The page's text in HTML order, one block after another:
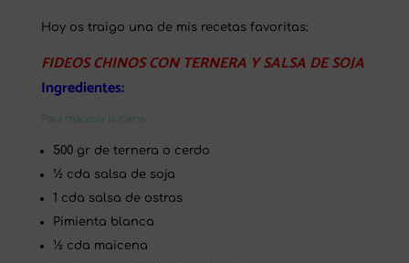
Hoy os traigo una de mis recetas favoritas:
FIDEOS CHINOS CON TERNERA Y SALSA DE SOJA
Ingredientes:
Para macerar la carne:
500 gr de ternera o cerdo
½ cda salsa de soja
1 cda salsa de ostras
Pimienta blanca
½ cda maicena